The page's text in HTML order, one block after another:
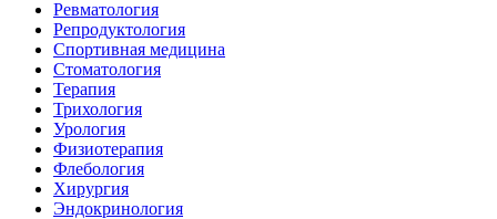
Ревматология
Репродуктология
Спортивная медицина
Стоматология
Терапия
Трихология
Урология
Физиотерапия
Флебология
Хирургия
Эндокринология